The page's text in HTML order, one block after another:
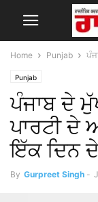
Home Punjab
Punjab
ਪੰਜਾਬ ਦੇ
ਪਾਰਟੀ
ਇੱਕ ਦਿਨ
By Gurpreet Singh -